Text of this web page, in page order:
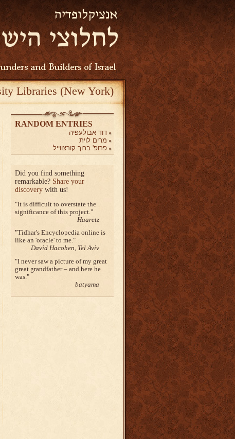
Libraries (New York)
RANDOM ENTRIES
דוד אבולעפיה
מרים לוית
פרופ' ברוך קורצווייל
Did you find something
remarkable? Share your
discovery with us!
It is difficult to overstate the
significance of this project.
Haaretz
Tidhar's Encyclopedia online is
like an 'oracle' to me.
David Hacohen, Tel Aviv
I never saw a picture of my great
great grandfather – and here he
was.
batyama